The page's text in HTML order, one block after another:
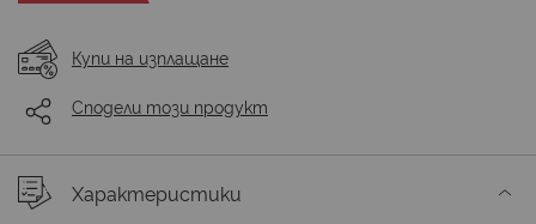
Купи на изплащане
Сподели този продукт
Характеристики